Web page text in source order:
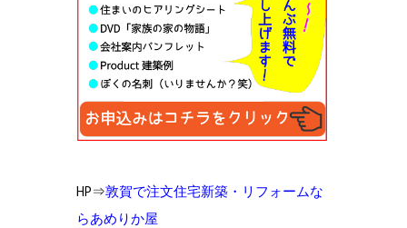
HP⇒敦賀で注文住宅新築・リフォームな
らあめりか屋